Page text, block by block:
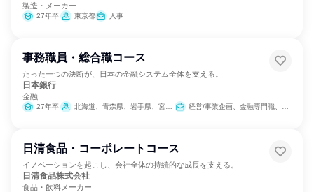
製造・メーカー
27年卒 東京都 人事
事務職員・総合職コース
たった一つの決断が、日本の金融システム全体を支える。
日本銀行
金融
27年卒 北海道、青森県、岩手県、宮城県、秋田県、山形県、福島県、茨城県、群馬県、埼玉県、東京都、神奈川県、新潟県、富山県、石川県、福井県、山梨県、長野県、静岡県、愛知県、京都府、大阪府、兵庫県、鳥取県、島根県、岡山県、広島県、山口県、徳島県、香川県、愛媛県、高知県、福岡県、佐賀県、長崎県、熊本県、大分県、宮崎県、鹿児島県、沖縄県 経営/事業企画、金融専門職、経理/税務/財務、人事、総務、法務/知財、IT、広報/IR
日清食品・コーポレートコース
イノベーションを起こし、会社全体の持続的な成長を支える。
日清食品株式会社
食品・飲料メーカー